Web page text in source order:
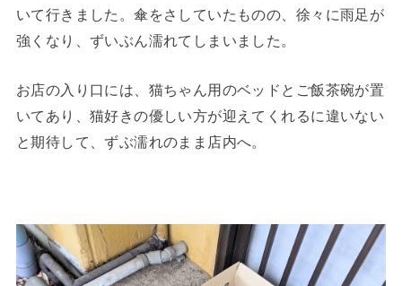
いて行きました。傘をさしていたものの、徐々に雨足が
強くなり、ずいぶん濡れてしまいました。
お店の入り口には、猫ちゃん用のベッドとご飯茶碗が置
いてあり、猫好きの優しい方が迎えてくれるに違いない
と期待して、ずぶ濡れのまま店内へ。